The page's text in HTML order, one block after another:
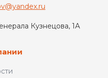
Кузнецова, 1А